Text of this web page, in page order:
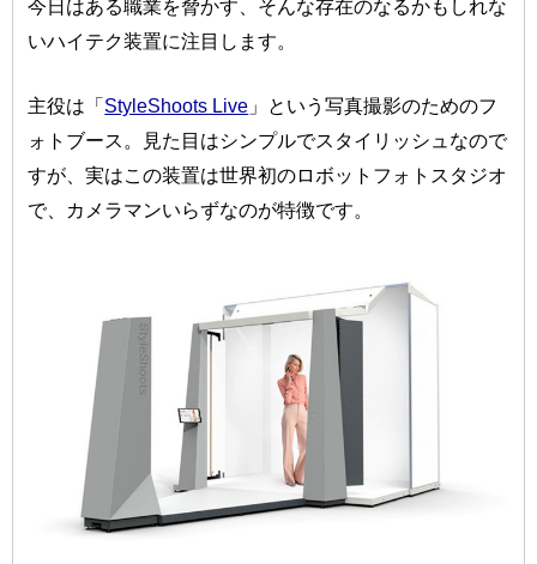
今日はある職業を脅かす、そんな存在のなるかもしれな
いハイテク装置に注目します。
主役は「StyleShoots Live 」という写真撮影のためのフ
ォトブース。見た目はシンプルでスタイリッシュなので
すが、実はこの装置は世界初のロボットフォトスタジオ
で、カメラマンいらずなのが特徴です。